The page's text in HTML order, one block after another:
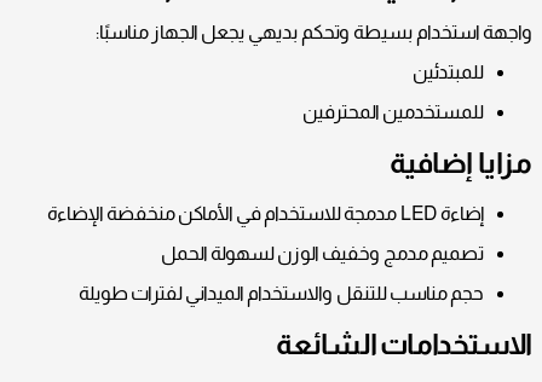
واجهة استخدام بسيطة وتحكم بديهي يجعل الجهاز مناسبًا:
للمبتدئين
للمستخدمين المحترفين
مزايا إضافية
إضاءة LED مدمجة للاستخدام في الأماكن منخفضة الإضاءة
تصميم مدمج وخفيف الوزن لسهولة الحمل
حجم مناسب للتنقل والاستخدام الميداني لفترات طويلة
الاستخدامات الشائعة